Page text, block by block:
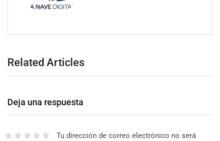
Related Articles
Deja una respuesta
Tu dirección de correo electrónico no será